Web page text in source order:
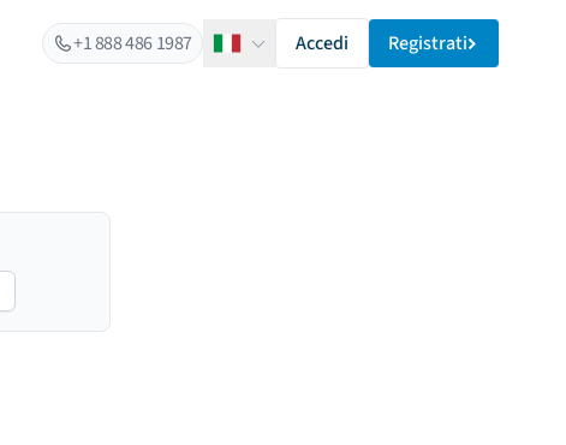
+1 888 486 1987 ItalianoAccedi Registrati